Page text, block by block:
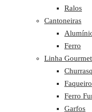
Ralos
Cantoneiras
Ferro
Linha Gourmet
Ferro
Garfos